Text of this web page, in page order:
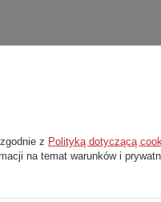
z Polityką dotyczącą
na temat warunków i